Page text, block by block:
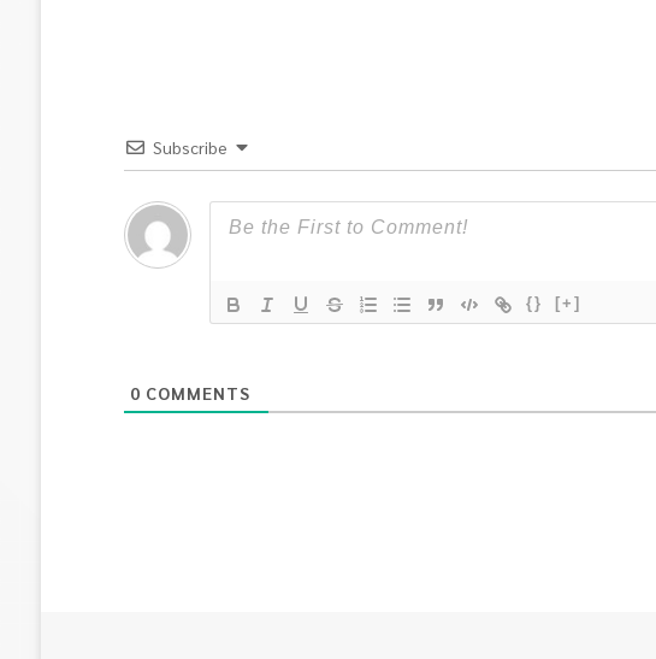
Subscribe
{} [+]
0 COMMENTS